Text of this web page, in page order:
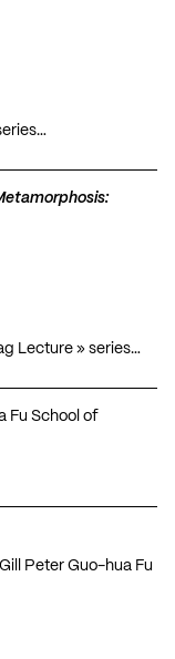
Lecture » series…
Fu School of
Peter Guo-hua Fu